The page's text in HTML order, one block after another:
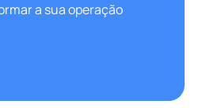
a sua operação